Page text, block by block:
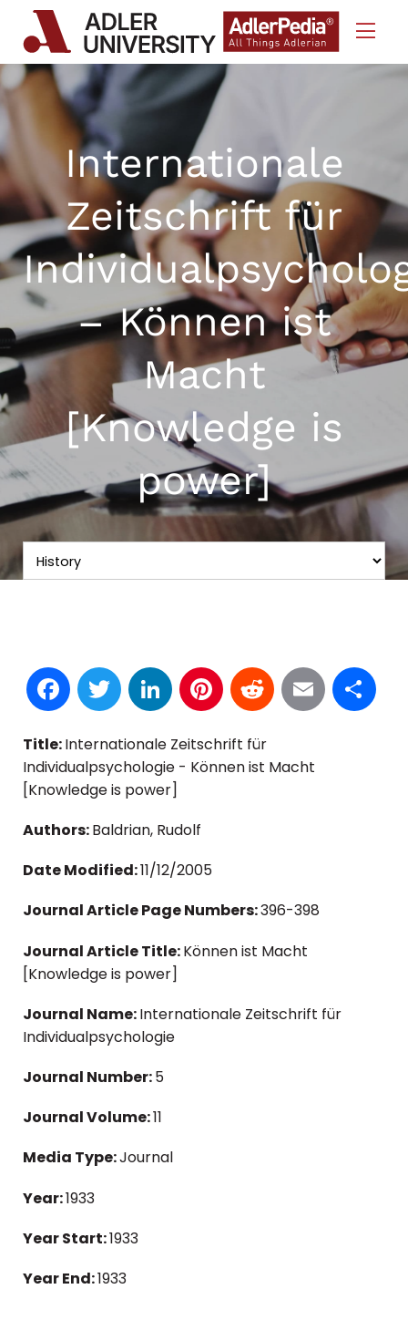
Skip to Content
Internationale
Zeitschrift für
– Können ist
Macht
[Knowledge is
power]
Facebook
TwitterLinkedInPinterest
Reddit
Email
Title:Internationale Zeitschrift für
Individualpsychologie - Können ist Macht
[Knowledge is power]
Authors:Baldrian, Rudolf
Date Modified:11/12/2005
Journal Article Page Numbers:396-398
Journal Article Title:Können ist Macht
[Knowledge is power]
Journal Name:Internationale Zeitschrift für
Individualpsychologie
Journal Number:5
Journal Volume:11
Media Type:Journal
Year:1933
Year Start:1933
Year End:1933